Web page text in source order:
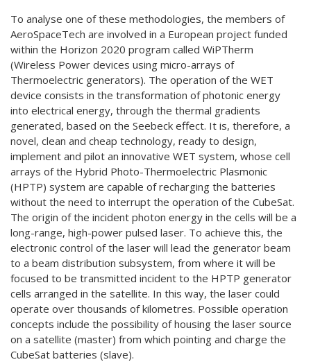
To analyse one of these methodologies, the members of
AeroSpaceTech are involved in a European project funded
within the Horizon 2020 program called WiPTherm
(Wireless Power devices using micro-arrays of
Thermoelectric generators). The operation of the WET
device consists in the transformation of photonic energy
into electrical energy, through the thermal gradients
generated, based on the Seebeck effect. It is, therefore, a
novel, clean and cheap technology, ready to design,
implement and pilot an innovative WET system, whose cell
arrays of the Hybrid Photo-Thermoelectric Plasmonic
(HPTP) system are capable of recharging the batteries
without the need to interrupt the operation of the CubeSat.
The origin of the incident photon energy in the cells will be a
long-range, high-power pulsed laser. To achieve this, the
electronic control of the laser will lead the generator beam
to a beam distribution subsystem, from where it will be
focused to be transmitted incident to the HPTP generator
cells arranged in the satellite. In this way, the laser could
operate over thousands of kilometres. Possible operation
concepts include the possibility of housing the laser source
on a satellite (master) from which pointing and charge the
CubeSat batteries (slave).